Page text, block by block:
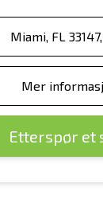
Miami, FL
Mer
Etterspør et